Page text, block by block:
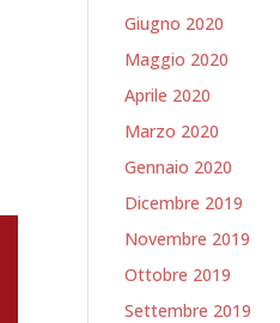
Giugno 2020
Maggio 2020
Aprile 2020
Marzo 2020
Gennaio 2020
Dicembre 2019
Novembre 2019
Ottobre 2019
Settembre 2019